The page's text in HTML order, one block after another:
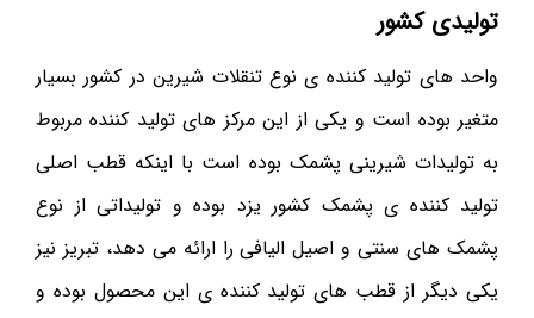
تولیدی کشور
واحد های تولید کننده ی نوع تنقلات شیرین در کشور بسیار
متغیر بوده است و یکی از این مرکز های تولید کننده مربوط
به تولیدات شیرینی پشمک بوده است با اینکه قطب اصلی
تولید کننده ی پشمک کشور یزد بوده و تولیداتی از نوع
پشمک های سنتی و اصیل الیافی را ارائه می دهد، تبریز نیز
یکی دیگر از قطب های تولید کننده ی این محصول بوده و